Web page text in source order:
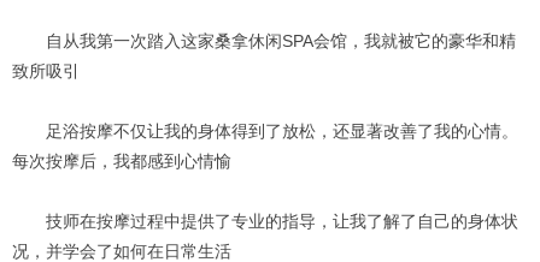
自从我第一次踏入这家桑拿休闲SPA会馆，我就被它的豪华和精
致所吸引
足浴按摩不仅让我的身体得到了放松，还显著改善了我的心情。
每次按摩后，我都感到心情愉
技师在按摩过程中提供了专业的指导，让我了解了自己的身体状
况，并学会了如何在日常生活